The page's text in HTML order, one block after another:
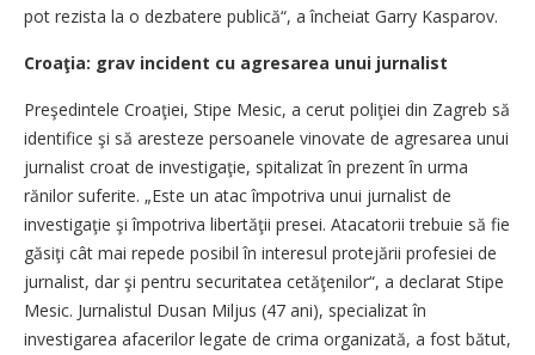
pot rezista la o dezbatere publică“, a încheiat Garry Kasparov.
Croaţia: grav incident cu agresarea unui jurnalist
Preşedintele Croaţiei, Stipe Mesic, a cerut poliţiei din Zagreb să
identifice şi să aresteze persoanele vinovate de agresarea unui
jurnalist croat de investigaţie, spitalizat în prezent în urma
rănilor suferite. „Este un atac împotriva unui jurnalist de
investigaţie şi împotriva libertăţii presei. Atacatorii trebuie să fie
găsiţi cât mai repede posibil în interesul protejării profesiei de
jurnalist, dar şi pentru securitatea cetăţenilor“, a declarat Stipe
Mesic. Jurnalistul Dusan Miljus (47 ani), specializat în
investigarea afacerilor legate de crima organizată, a fost bătut,